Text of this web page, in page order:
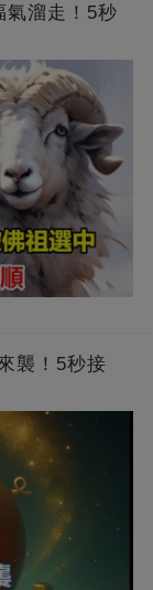
氣溜走！5秒
襲！5秒接